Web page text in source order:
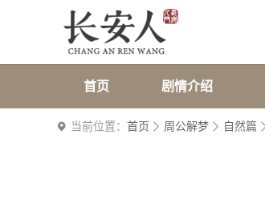
首页 剧情介绍
当前位置： 首页 周公解梦 自然篇